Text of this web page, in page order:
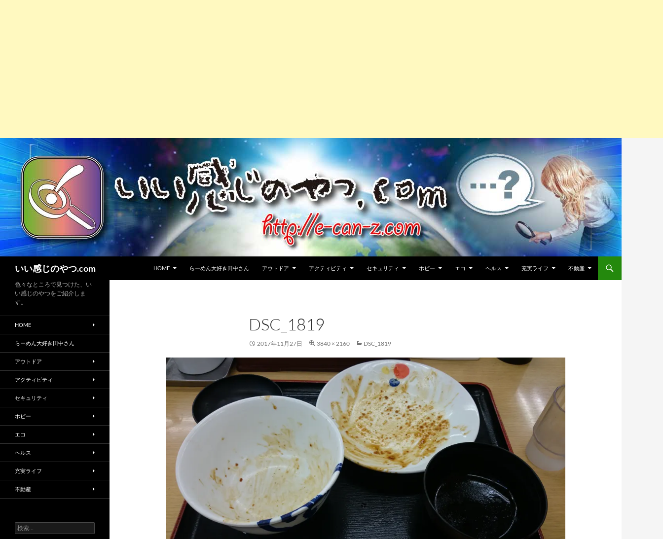
いい感じのやつ.com
HOME
らーめん大好き田中さん アウトドア アクティビティ セキュリティ ホビー エコ ヘルス 充実ライフ 不動産
DSC_1819
2017年11月27日 3840 × 2160 DSC_1819
色々なところで見つけた、い
い感じのやつをご紹介しま
す。
HOME
らーめん大好き田中さん
アウトドア
アクティビティ
セキュリティ
ホビー
エコ
ヘルス
充実ライフ
不動産
検
索: